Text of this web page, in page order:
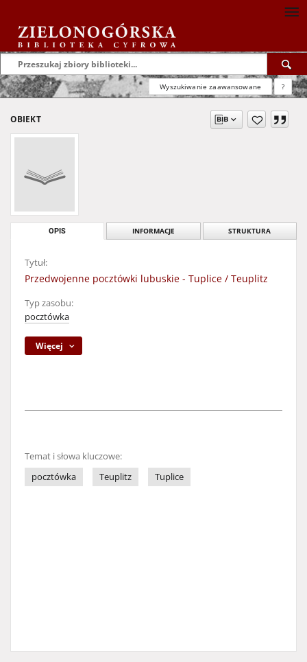
Wyszukiwanie zaawansowane ?
OBIEKT
OPIS INFORMACJE STRUKTURA
Tytuł:
Przedwojenne pocztówki lubuskie - Tuplice / Teuplitz
Typ zasobu:
pocztówka
Więcej
Temat i słowa kluczowe:
pocztówka
Teuplitz Tuplice